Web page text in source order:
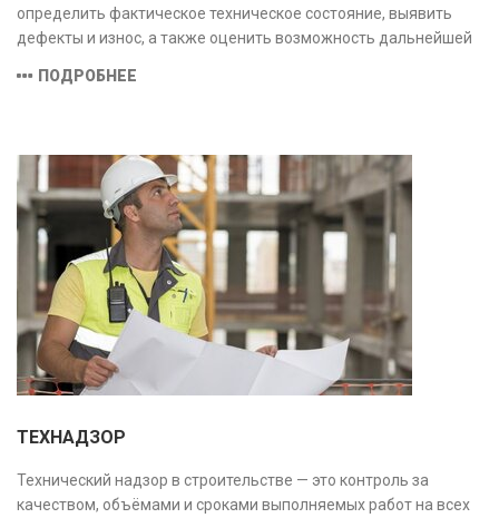
определить фактическое техническое состояние, выявить
дефекты и износ, а также оценить возможность дальнейшей
ПОДРОБНЕЕ
ТЕХНАДЗОР
Технический надзор в строительстве — это контроль за
качеством, объёмами и сроками выполняемых работ на всех